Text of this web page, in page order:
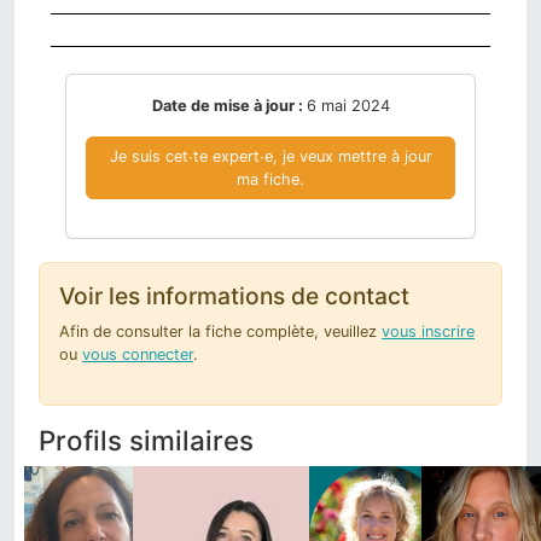
Date de mise à jour : 6 mai 2024
Je suis cet∙te expert∙e, je veux mettre à jour
ma fiche.
Voir les informations de contact
Afin de consulter la fiche complète, veuillez vous inscrire
ou vous connecter.
Profils similaires